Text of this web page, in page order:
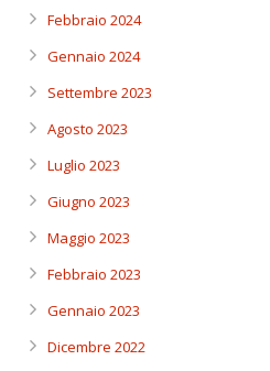
Febbraio 2024
Gennaio 2024
Settembre 2023
Agosto 2023
Luglio 2023
Giugno 2023
Maggio 2023
Febbraio 2023
Gennaio 2023
Dicembre 2022